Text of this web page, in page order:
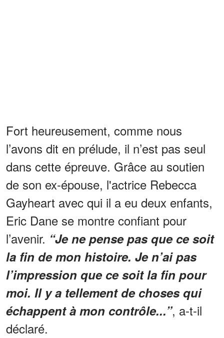
Fort heureusement, comme nous
l’avons dit en prélude, il n’est pas seul
dans cette épreuve. Grâce au soutien
de son ex-épouse, l'actrice Rebecca
Gayheart avec qui il a eu deux enfants,
Eric Dane se montre confiant pour
l’avenir. “Je ne pense pas que ce soit
la fin de mon histoire. Je n’ai pas
l’impression que ce soit la fin pour
moi. Il y a tellement de choses qui
échappent à mon contrôle...”, a-t-il
déclaré.